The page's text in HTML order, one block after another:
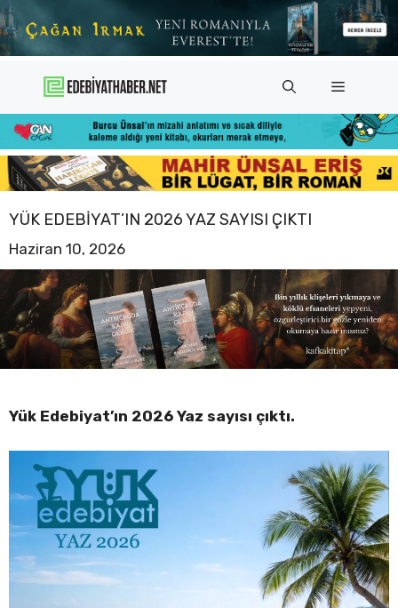
İçeriğe
atla
Menü
YÜK EDEBIYAT’IN 2026 YAZ SAYISI ÇIKTI
Haziran 10, 2026
Yük Edebiyat’ın 2026 Yaz sayısı çıktı.